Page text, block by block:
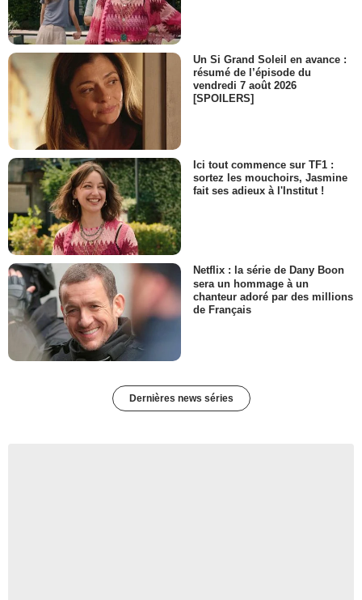
Un Si Grand Soleil en avance :
résumé de l’épisode du
vendredi 7 août 2026
[SPOILERS]
Ici tout commence sur TF1 :
sortez les mouchoirs, Jasmine
fait ses adieux à l'Institut !
Netflix : la série de Dany Boon
sera un hommage à un
chanteur adoré par des millions
de Français
Dernières news séries